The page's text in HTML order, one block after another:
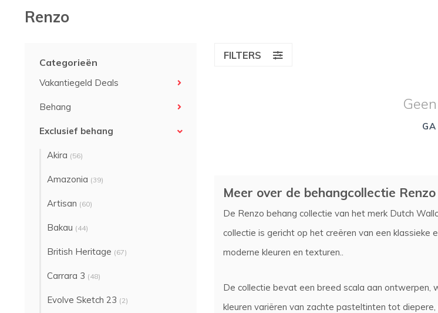
Renzo
Categorieën
Vakantiegeld Deals
Behang
Exclusief behang
Akira (56)
Amazonia (39)
Artisan (60)
Bakau (44)
British Heritage (67)
Carrara 3 (48)
Evolve Sketch 23 (2)
FILTERS
Meer over de behangcollectie Renzo
De Renzo behang collectie van het merk Dutch
collectie is gericht op het creëren van een
moderne kleuren en texturen..
De collectie bevat een breed scala aan ontwerpen,
kleuren variëren van zachte pasteltinten tot